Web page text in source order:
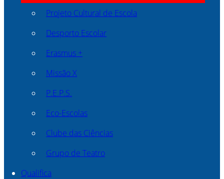
Projeto Cultural de Escola
Desporto Escolar
Erasmus +
Missão X
P.E.P.S.
Eco-Escolas
Clube das Ciências
Grupo de Teatro
Qualifica